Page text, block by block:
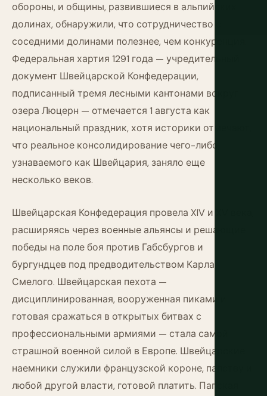
обороны, и общины, развившиеся в альпийских
долинах, обнаружили, что сотрудничество с
соседними долинами полезнее, чем конкуренция.
Федеральная хартия 1291 года — учредительный
документ Швейцарской Конфедерации,
подписанный тремя лесными кантонами вокруг
озера Люцерн — отмечается 1 августа как
национальный праздник, хотя историки отмечают,
что реальное консолидирование чего-либо,
узнаваемого как Швейцария, заняло еще
несколько веков.
Швейцарская Конфедерация провела XIV и XV века,
расширяясь через военные альянсы и решающие
победы на поле боя против Габсбургов и
бургундцев под предводительством Карла
Смелого. Швейцарская пехота —
дисциплинированная, вооруженная пиками и
готовая сражаться в открытых битвах с
профессиональными армиями — стала самой
страшной военной силой в Европе. Швейцарские
наемники служили французской короне, папству и
любой другой власти, готовой платить. Папская